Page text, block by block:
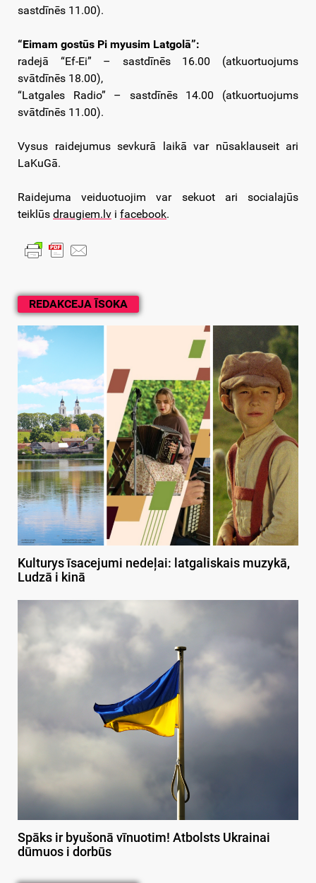
REDAKCEJA ĪSOKA
Kulturys īsacejumi nedeļai: latgaliskais muzykā,
Ludzā i kinā
Spāks ir byušonā vīnuotim! Atbolsts Ukrainai
dūmuos i dorbūs
sastdīnēs 11.00).
“Eimam gostūs Pi myusim Latgolā”:
radejā “Ef-Ei” – sastdīnēs 16.00 (atkuortuojums
svātdīnēs 18.00),
“Latgales Radio” – sastdīnēs 14.00 (atkuortuojums
svātdīnēs 11.00).
Vysus raidejumus sevkurā laikā var nūsaklauseit ari
LaKuGā.
Raidejuma veiduotuojim var sekuot ari socialajūs
teiklūs draugiem.lv i facebook.